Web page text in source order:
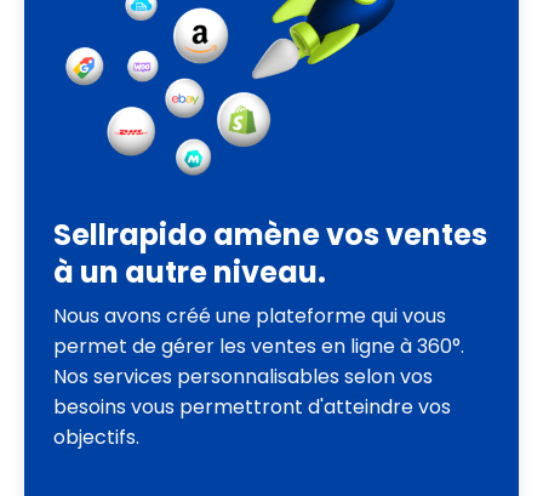
Sellrapido amène vos ventes
à un autre niveau.
Nous avons créé une plateforme qui vous
permet de gérer les ventes en ligne à 360°.
Nos services personnalisables selon vos
besoins vous permettront d'atteindre vos
objectifs.